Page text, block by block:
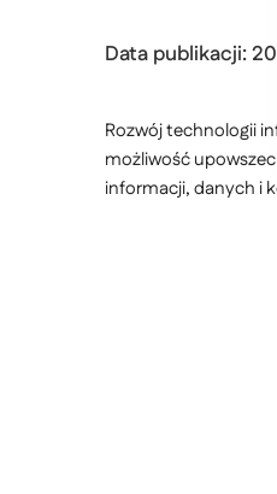
Data publikacji:
Rozwój technologii
możliwość
informacji, danych i